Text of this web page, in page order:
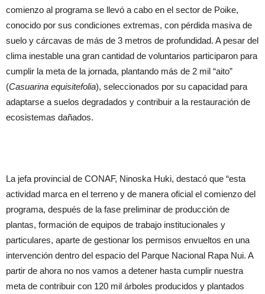
comienzo al programa se llevó a cabo en el sector de Poike,
conocido por sus condiciones extremas, con pérdida masiva de
suelo y cárcavas de más de 3 metros de profundidad. A pesar del
clima inestable una gran cantidad de voluntarios participaron para
cumplir la meta de la jornada, plantando más de 2 mil “aito”
(Casuarina equisitefolia), seleccionados por su capacidad para
adaptarse a suelos degradados y contribuir a la restauración de
ecosistemas dañados.
La jefa provincial de CONAF, Ninoska Huki, destacó que “esta
actividad marca en el terreno y de manera oficial el comienzo del
programa, después de la fase preliminar de producción de
plantas, formación de equipos de trabajo institucionales y
particulares, aparte de gestionar los permisos envueltos en una
intervención dentro del espacio del Parque Nacional Rapa Nui. A
partir de ahora no nos vamos a detener hasta cumplir nuestra
meta de contribuir con 120 mil árboles producidos y plantados